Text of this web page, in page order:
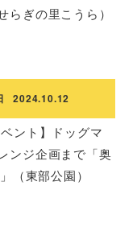
らぎの里こうら）
2024.10.12
ント】ドッグマ
ンジ企画まで「奥
（東部公園）